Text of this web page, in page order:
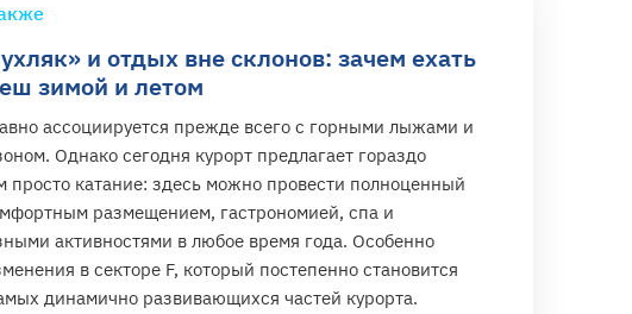
и отдых вне склонов: зачем ехать
зимой и летом
ассоциируется прежде всего с горными лыжами и
Однако сегодня курорт предлагает гораздо
просто катание: здесь можно провести полноценный
размещением, гастрономией, спа и
активностями в любое время года. Особенно
в секторе F, который постепенно становится
динамично развивающихся частей курорта.